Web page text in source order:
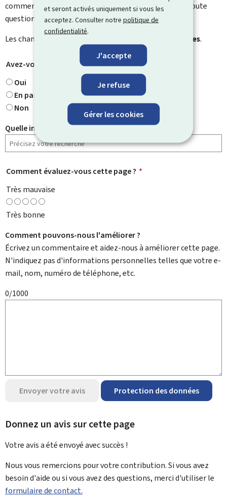
et seront activés uniquement si vous les
acceptez. Consulter notrepolitique de
confidentialité.
J'accepte
Je refuse
Gérer les cookies
commentaire. Utilisez le formulaire de contact pour toute
question particulière.
Les champs marqués d’une étoile (
obligatoires.
Avez-vous trouvé ce que vous cherchiez ?
Oui
En partie
Non
Quelle information cherchiez-vous ?
Comment évaluez-vous cette page ? *
Très mauvaise
Très bonne
Comment pouvons-nous l'améliorer ?
Écrivez un commentaire et aidez-nous à améliorer cette page.
N'indiquez pas d'informations personnelles telles que votre e-
mail, nom, numéro de téléphone, etc.
0/1000
Envoyer votre avis Protection des données
Donnez un avis sur cette page
Votre avis a été envoyé avecsuccès !
Nous vous remercions pour votre contribution. Si vous avez
besoin d'aide ou si vous avez des questions, merci d'utiliser le
formulaire de contact.